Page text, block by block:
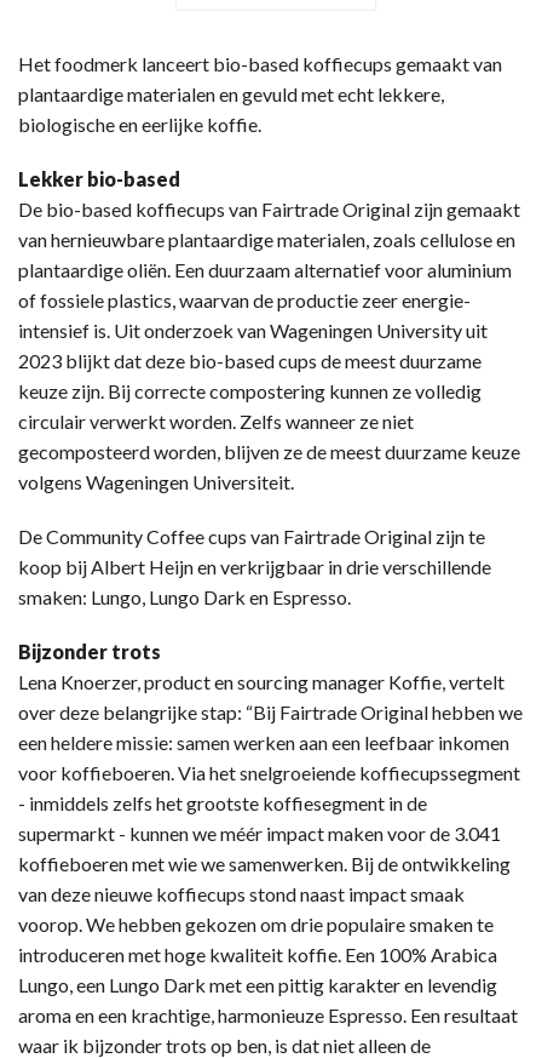
Het foodmerk lanceert bio-based koffiecups gemaakt van
plantaardige materialen en gevuld met echt lekkere,
biologische en eerlijke koffie.
Lekker bio-based
De bio-based koffiecups van Fairtrade Original zijn gemaakt
van hernieuwbare plantaardige materialen, zoals cellulose en
plantaardige oliën. Een duurzaam alternatief voor aluminium
of fossiele plastics, waarvan de productie zeer energie-
intensief is. Uit onderzoek van Wageningen University uit
2023 blijkt dat deze bio-based cups de meest duurzame
keuze zijn. Bij correcte compostering kunnen ze volledig
circulair verwerkt worden. Zelfs wanneer ze niet
gecomposteerd worden, blijven ze de meest duurzame keuze
volgens Wageningen Universiteit.
De Community Coffee cups van Fairtrade Original zijn te
koop bij Albert Heijn en verkrijgbaar in drie verschillende
smaken: Lungo, Lungo Dark en Espresso.
Bijzonder trots
Lena Knoerzer, product en sourcing manager Koffie, vertelt
over deze belangrijke stap: “Bij Fairtrade Original hebben we
een heldere missie: samen werken aan een leefbaar inkomen
voor koffieboeren. Via het snelgroeiende koffiecupssegment
- inmiddels zelfs het grootste koffiesegment in de
supermarkt - kunnen we méér impact maken voor de 3.041
koffieboeren met wie we samenwerken. Bij de ontwikkeling
van deze nieuwe koffiecups stond naast impact smaak
voorop. We hebben gekozen om drie populaire smaken te
introduceren met hoge kwaliteit koffie. Een 100% Arabica
Lungo, een Lungo Dark met een pittig karakter en levendig
aroma en een krachtige, harmonieuze Espresso. Een resultaat
waar ik bijzonder trots op ben, is dat niet alleen de